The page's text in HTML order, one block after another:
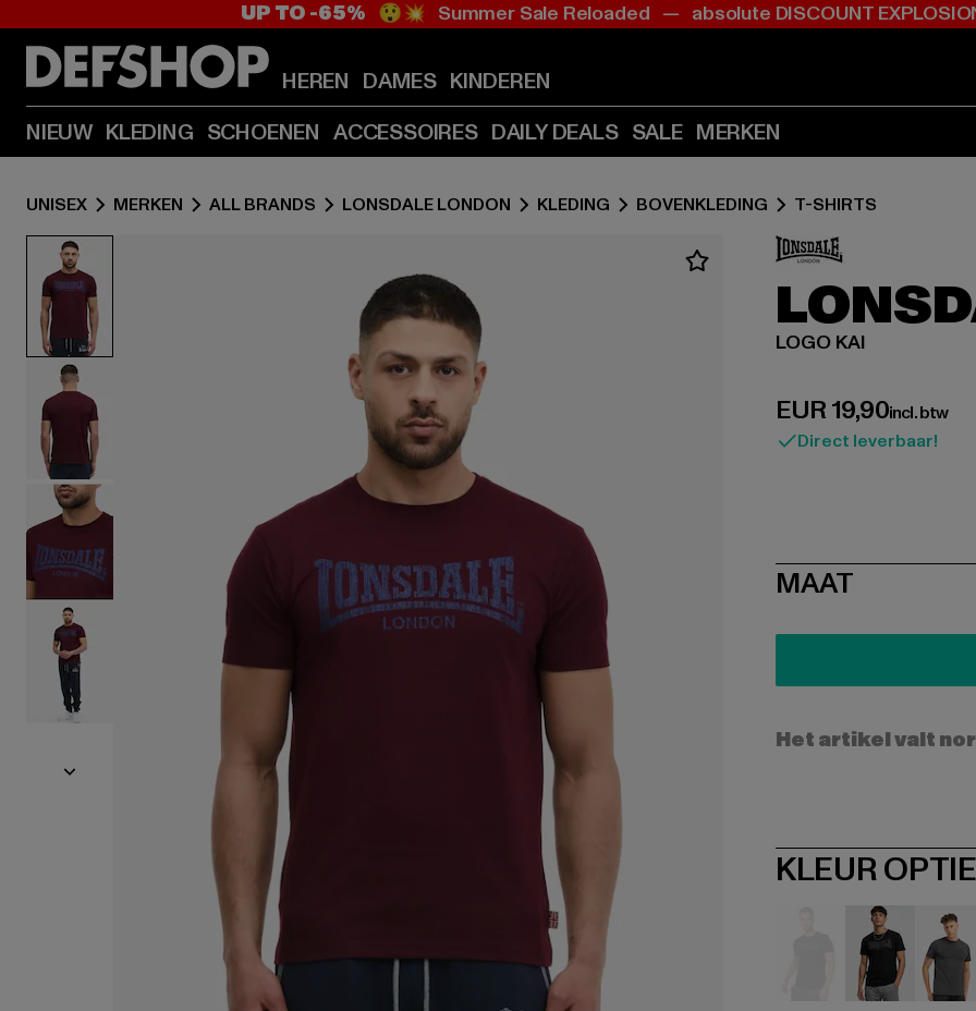
Ga
(Druk
op
Enter)
Ga
(Druk
op
Enter)
UP TO -65% 😲💥 Summer Sale Reloaded — absolute DISCOUNT
HEREN DAMES KINDEREN
NIEUW KLEDING SCHOENEN ACCESSOIRES DAILY DEALS SALE MERKEN
UNISEX MERKEN ALL BRANDS LONSDALE LONDON KLEDING BOVENKLEDING T-SHIRTS
LOGO KAI
EUR 19,90
Huidige prijs: EUR
incl. btw
Direct leverbaar!
SIZE
MAAT
Het artikel valt
KLEUR